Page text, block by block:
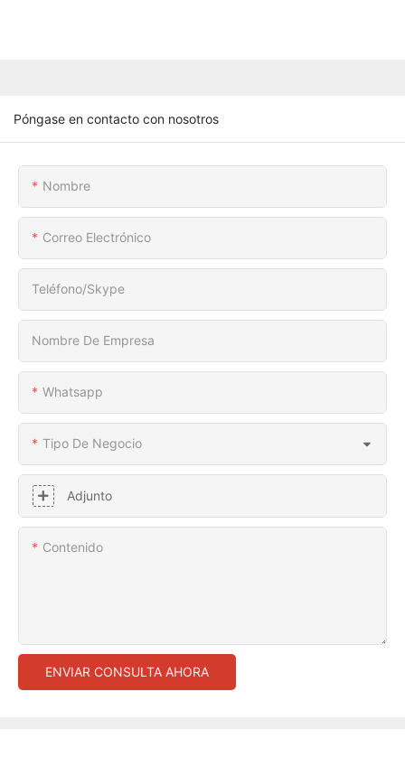
Póngase en contacto con nosotros
Nombre
Correo Electrónico
Teléfono/Skype
Nombre De Empresa
Whatsapp
Tipo De Negocio
Adjunto
Contenido
ENVIAR CONSULTA AHORA